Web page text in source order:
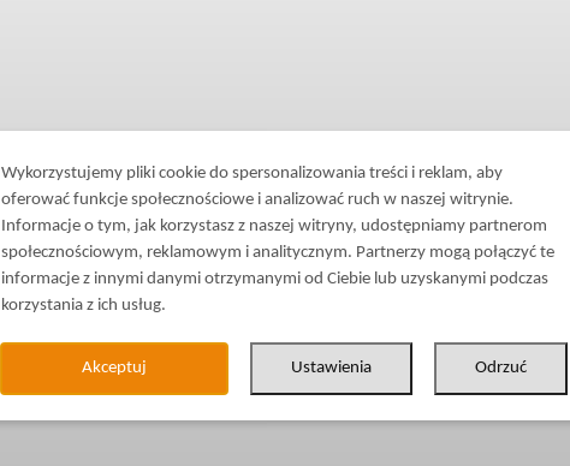
Wykorzystujemy pliki cookie do spersonalizowania treści i reklam, aby
oferować funkcje społecznościowe i analizować ruch w naszej witrynie.
Informacje o tym, jak korzystasz z naszej witryny, udostępniamy partnerom
społecznościowym, reklamowym i analitycznym. Partnerzy mogą połączyć te
informacje z innymi danymi otrzymanymi od Ciebie lub uzyskanymi podczas
korzystania z ich usług.
Akceptuj Ustawienia Odrzuć